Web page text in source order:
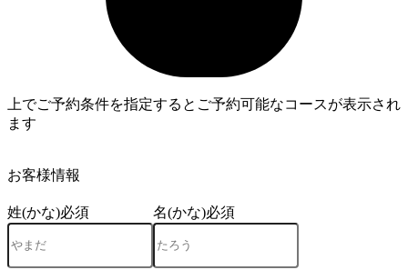
上でご予約条件を指定するとご予約可能なコースが表示され
ます
お客様情報
姓(かな)必須 名(かな)必須